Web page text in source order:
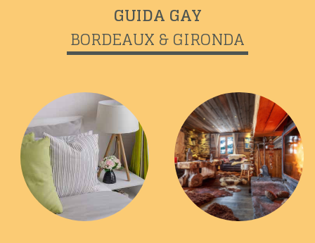
GUIDA GAY
BORDEAUX & GIRONDA